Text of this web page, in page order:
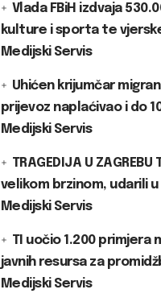
Vlada FBiH izdvaja
kulture i sporta te
Medijski Servis
Uhićen krijumčar
prijevoz naplaćivao i do
Medijski Servis
TRAGEDIJA U
velikom brzinom, udarili
Medijski Servis
TI uočio 1.200 primjera
javnih resursa za
Medijski Servis